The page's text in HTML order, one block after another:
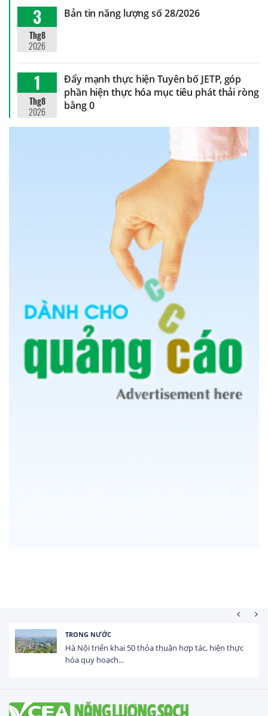
3
Thg8
2026
Bản tin năng lượng số 28/2026
1
Thg8
2026
Đẩy mạnh thực hiện Tuyên bố JETP, góp
phần hiện thực hóa mục tiêu phát thải ròng
bằng 0
HOẠT ĐỘNG ĐẦU TƯ
Tổng vốn FDI đăng ký vào Việt Nam đạt gần 25 tỷ
USD trong 5 tháng...